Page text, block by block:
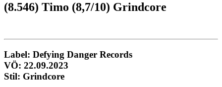
(8.546) Timo (8,7/10) Grindcore
Label: Defying Danger Records
VÖ: 22.09.2023
Stil: Grindcore